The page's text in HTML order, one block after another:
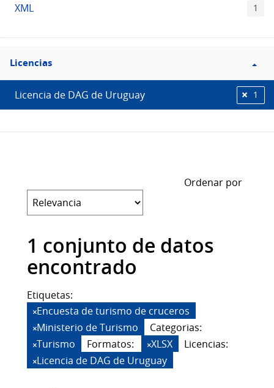
XML 1
Filtro
Licencias
Licencias
Licencia de DAG de Uruguay 1
Ordenar por
1 conjunto de datos
encontrado
Etiquetas:
Encuesta de turismo de cruceros
Ministerio de Turismo
Categorias:
Turismo
Formatos: XLSX
Licencias:
Licencia de DAG de Uruguay